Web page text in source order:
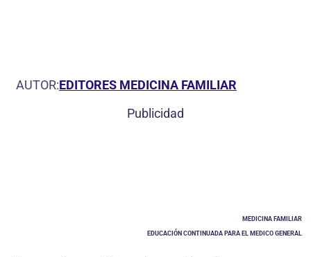
AUTOR:EDITORES MEDICINA FAMILIAR
Publicidad
MEDICINA FAMILIAR
EDUCACIÓN CONTINUADA PARA EL MEDICO GENERAL